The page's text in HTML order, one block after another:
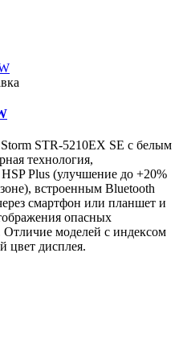
STR-5210EX SE с белым
технология,
Plus (улучшение до +20%
встроенным Bluetooth
смартфон или планшет и
опасных
моделей с индексом
цвет дисплея.